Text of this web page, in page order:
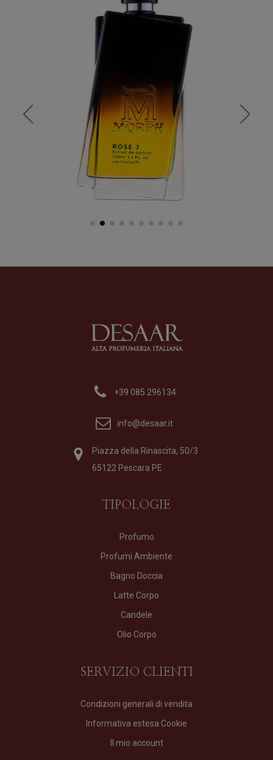
+39 085 296134
info@desaar.it
Piazza della Rinascita, 50/3
65122 Pescara PE
TIPOLOGIE
Profumo
Profumi Ambiente
Bagno Doccia
Latte Corpo
Candele
Olio Corpo
SERVIZIO CLIENTI
Condizioni generali di vendita
Informativa estesa Cookie
Il mio account